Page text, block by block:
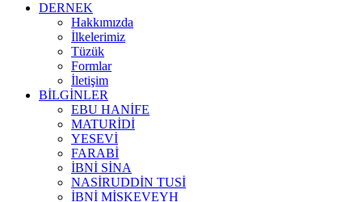
DERNEK
Hakkımızda
İlkelerimiz
Tüzük
Formlar
İletişim
BİLGİNLER
EBU HANİFE
MATURİDİ
YESEVİ
FARABİ
İBNİ SİNA
NASİRUDDİN TUSİ
İBNİ MİSKEVEYH